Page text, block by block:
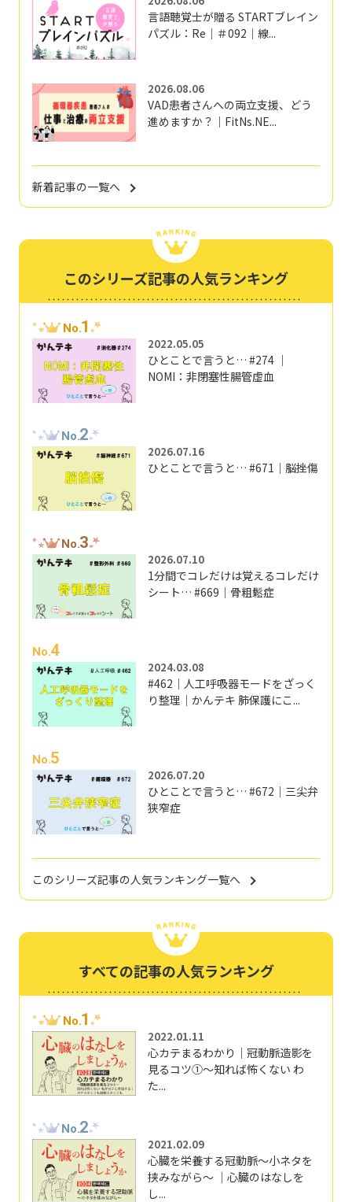
言語聴覚士が贈る STARTブレイン
パズル：Re｜＃092｜線...
2026.08.06
VAD患者さんへの両立支援、どう
進めますか？｜FitNs.NE...
新着記事の一覧へ
このシリーズ記事の人気ランキング
No.1
2022.05.05
ひとことで言うと… #274 ｜
NOMI：非閉塞性腸管虚血
No.2
2026.07.16
ひとことで言うと… #671｜脳挫傷
No.3
2026.07.10
1分間でコレだけは覚えるコレだけ
シート… #669｜骨粗鬆症
No.4
2024.03.08
#462｜人工呼吸器モードをざっく
り整理｜かんテキ 肺保護にこ...
No.5
2026.07.20
ひとことで言うと… #672｜三尖弁
狭窄症
このシリーズ記事の人気ランキング一覧へ
すべての記事の人気ランキング
No.1
2022.01.11
心カテまるわかり｜冠動脈造影を
見るコツ①～知れば怖くない わ
た...
No.2
2021.02.09
心臓を栄養する冠動脈～小ネタを
挟みながら～ ｜心臓のはなしを
し...